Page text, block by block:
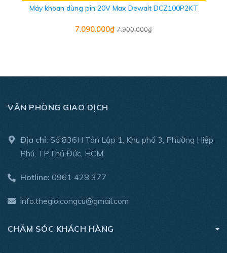
- Sử dụng bộ lọc : HEFA
- Kích thước ống hút: đường kính 32 mm, dài 150mm
- Trọng lượng : 4.2 kg
Máy khoan dùng pin 20V Max Dewalt DCZ100P2KT
7.090.000₫ 7.900.000₫
VĂN PHÒNG GIAO DỊCH
Địa chỉ: Số 836H Tân Lập 1, Khu phố 3, Phường Hiệp
Phú, TP.Thủ Đức, HCM
Hotline: 0961 428 377
info.thegioicongcu@gmail.com
CHĂM SÓC KHÁCH HÀNG